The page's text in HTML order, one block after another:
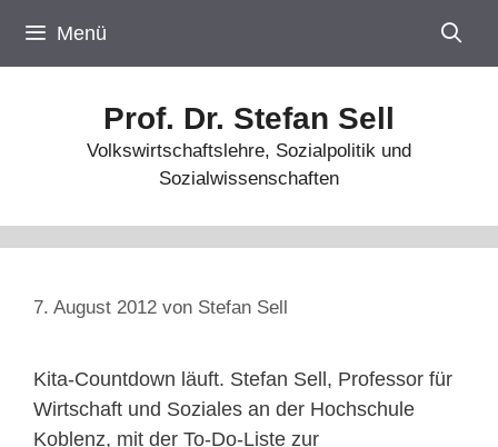
Inhalt
springen
Menü
Prof. Dr. Stefan Sell
Volkswirtschaftslehre, Sozialpolitik und
Sozialwissenschaften
7. August 2012 von Stefan Sell
Kita-Countdown läuft. Stefan Sell, Professor für
Wirtschaft und Soziales an der Hochschule
Koblenz, mit der To-Do-Liste zur